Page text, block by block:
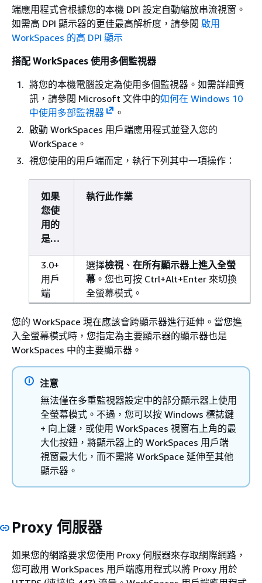
端應用程式會根據您的本機 DPI 設定自動縮放串流視窗。
如需高 DPI 顯示器的更佳最高解析度，請參閱 啟用
WorkSpaces 的高 DPI 顯示
搭配 WorkSpaces 使用多個監視器
將您的本機電腦設定為使用多個監視器。如需詳細資
訊，請參閱 Microsoft 文件中的如何在 Windows 10
中使用多部監視器
。
啟動 WorkSpaces 用戶端應用程式並登入您的
WorkSpace。
視您使用的用戶端而定，執行下列其中一項操作：
如果
您使
用的
是…
執行此作業
3.0+
用戶
端
選擇檢視 、 在所有顯示器上進入全螢
幕。您也可按 Ctrl+Alt+Enter 來切換
全螢幕模式。
您的 WorkSpace 現在應該會跨顯示器進行延伸。當您進
入全螢幕模式時，您指定為主要顯示器的顯示器也是
WorkSpaces 中的主要顯示器。
注意
無法僅在多重監視器設定中的部分顯示器上使用
全螢幕模式。不過，您可以按 Windows 標誌鍵
+ 向上鍵，或使用 WorkSpaces 視窗右上角的最
大化按鈕，將顯示器上的 WorkSpaces 用戶端
視窗最大化，而不需將 WorkSpace 延伸至其他
顯示器。
Proxy 伺服器
如果您的網路要求您使用 Proxy 伺服器來存取網際網路，
您可啟用 WorkSpaces 用戶端應用程式以將 Proxy 用於